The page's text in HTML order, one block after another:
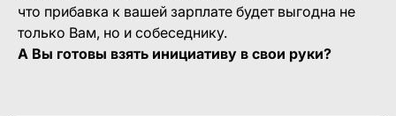
что прибавка к вашей зарплате будет выгодна не
только Вам, но и собеседнику.
А Вы готовы взять инициативу в свои руки?